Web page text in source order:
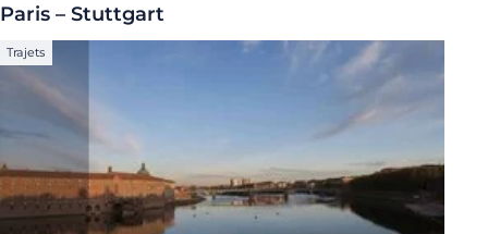
Paris – Stuttgart
Trajets